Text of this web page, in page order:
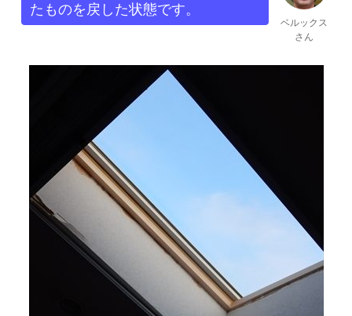
ベルックス
さん
たものを戻した状態です。